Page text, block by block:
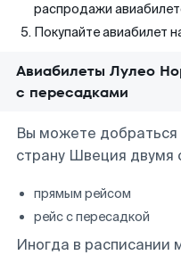
распродажи
Покупайте авиабилет
Авиабилеты Лулео
с пересадками
Вы можете добраться
страну Швеция двумя
прямым рейсом
рейс с пересадкой
Иногда в расписании